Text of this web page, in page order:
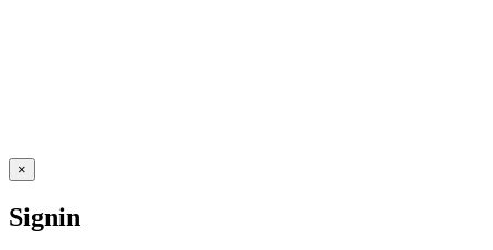
×
Signin